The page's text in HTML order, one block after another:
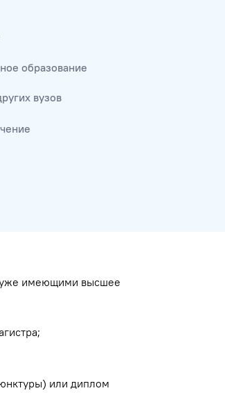
образование
вузов
уже имеющими высшее
или диплом